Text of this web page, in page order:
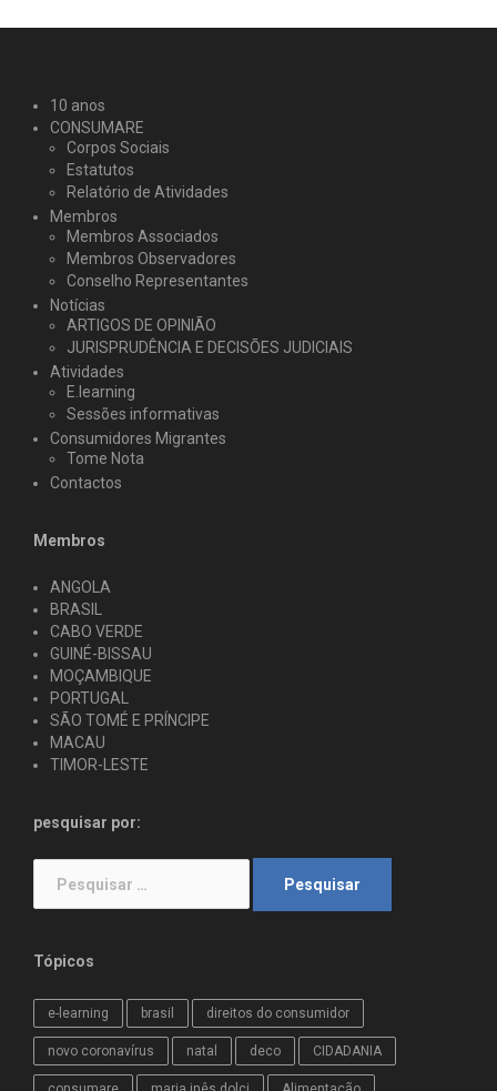
10 anos
CONSUMARE
Corpos Sociais
Estatutos
Relatório de Atividades
Membros
Membros Associados
Membros Observadores
Conselho Representantes
Notícias
ARTIGOS DE OPINIÃO
JURISPRUDÊNCIA E DECISÕES JUDICIAIS
Atividades
E.learning
Sessões informativas
Consumidores Migrantes
Tome Nota
Contactos
Membros
ANGOLA
BRASIL
CABO VERDE
GUINÉ-BISSAU
MOÇAMBIQUE
PORTUGAL
SÃO TOMÉ E PRÍNCIPE
MACAU
TIMOR-LESTE
pesquisar por:
por:
Tópicos
e-learning brasil direitos do consumidor
novo coronavírus natal deco CIDADANIA